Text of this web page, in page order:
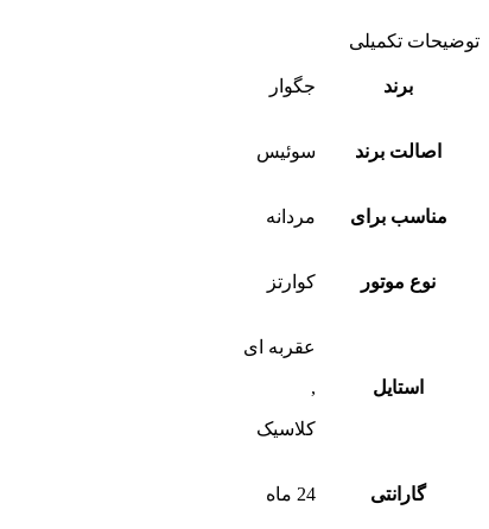
توضیحات تکمیلی
برند جگوار
اصالت برند سوئیس
مناسب برای مردانه
نوع موتور کوارتز
استایل
عقربه ای
,
کلاسیک
گارانتی 24 ماه